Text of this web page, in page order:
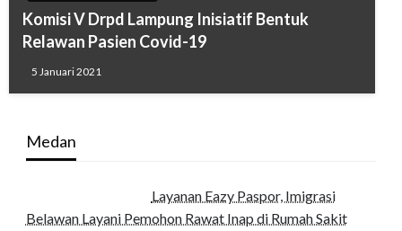
Komisi V Drpd Lampung Inisiatif Bentuk
Relawan Pasien Covid-19
5 Januari 2021
Medan
Layanan Eazy Paspor, Imigrasi
Belawan Layani Pemohon Rawat Inap di Rumah Sakit